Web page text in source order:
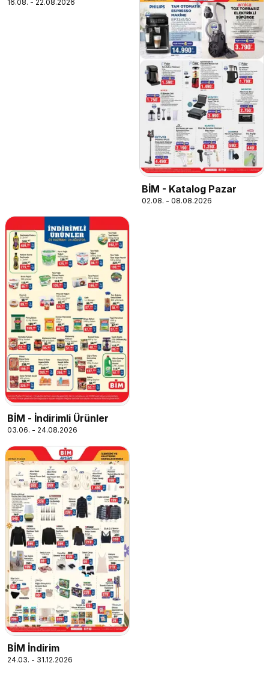
16.08. - 22.08.2026
BİM - Katalog Pazar
02.08. - 08.08.2026
BİM - İndirimli Ürünler
03.06. - 24.08.2026
BİM İndirim
24.03. - 31.12.2026